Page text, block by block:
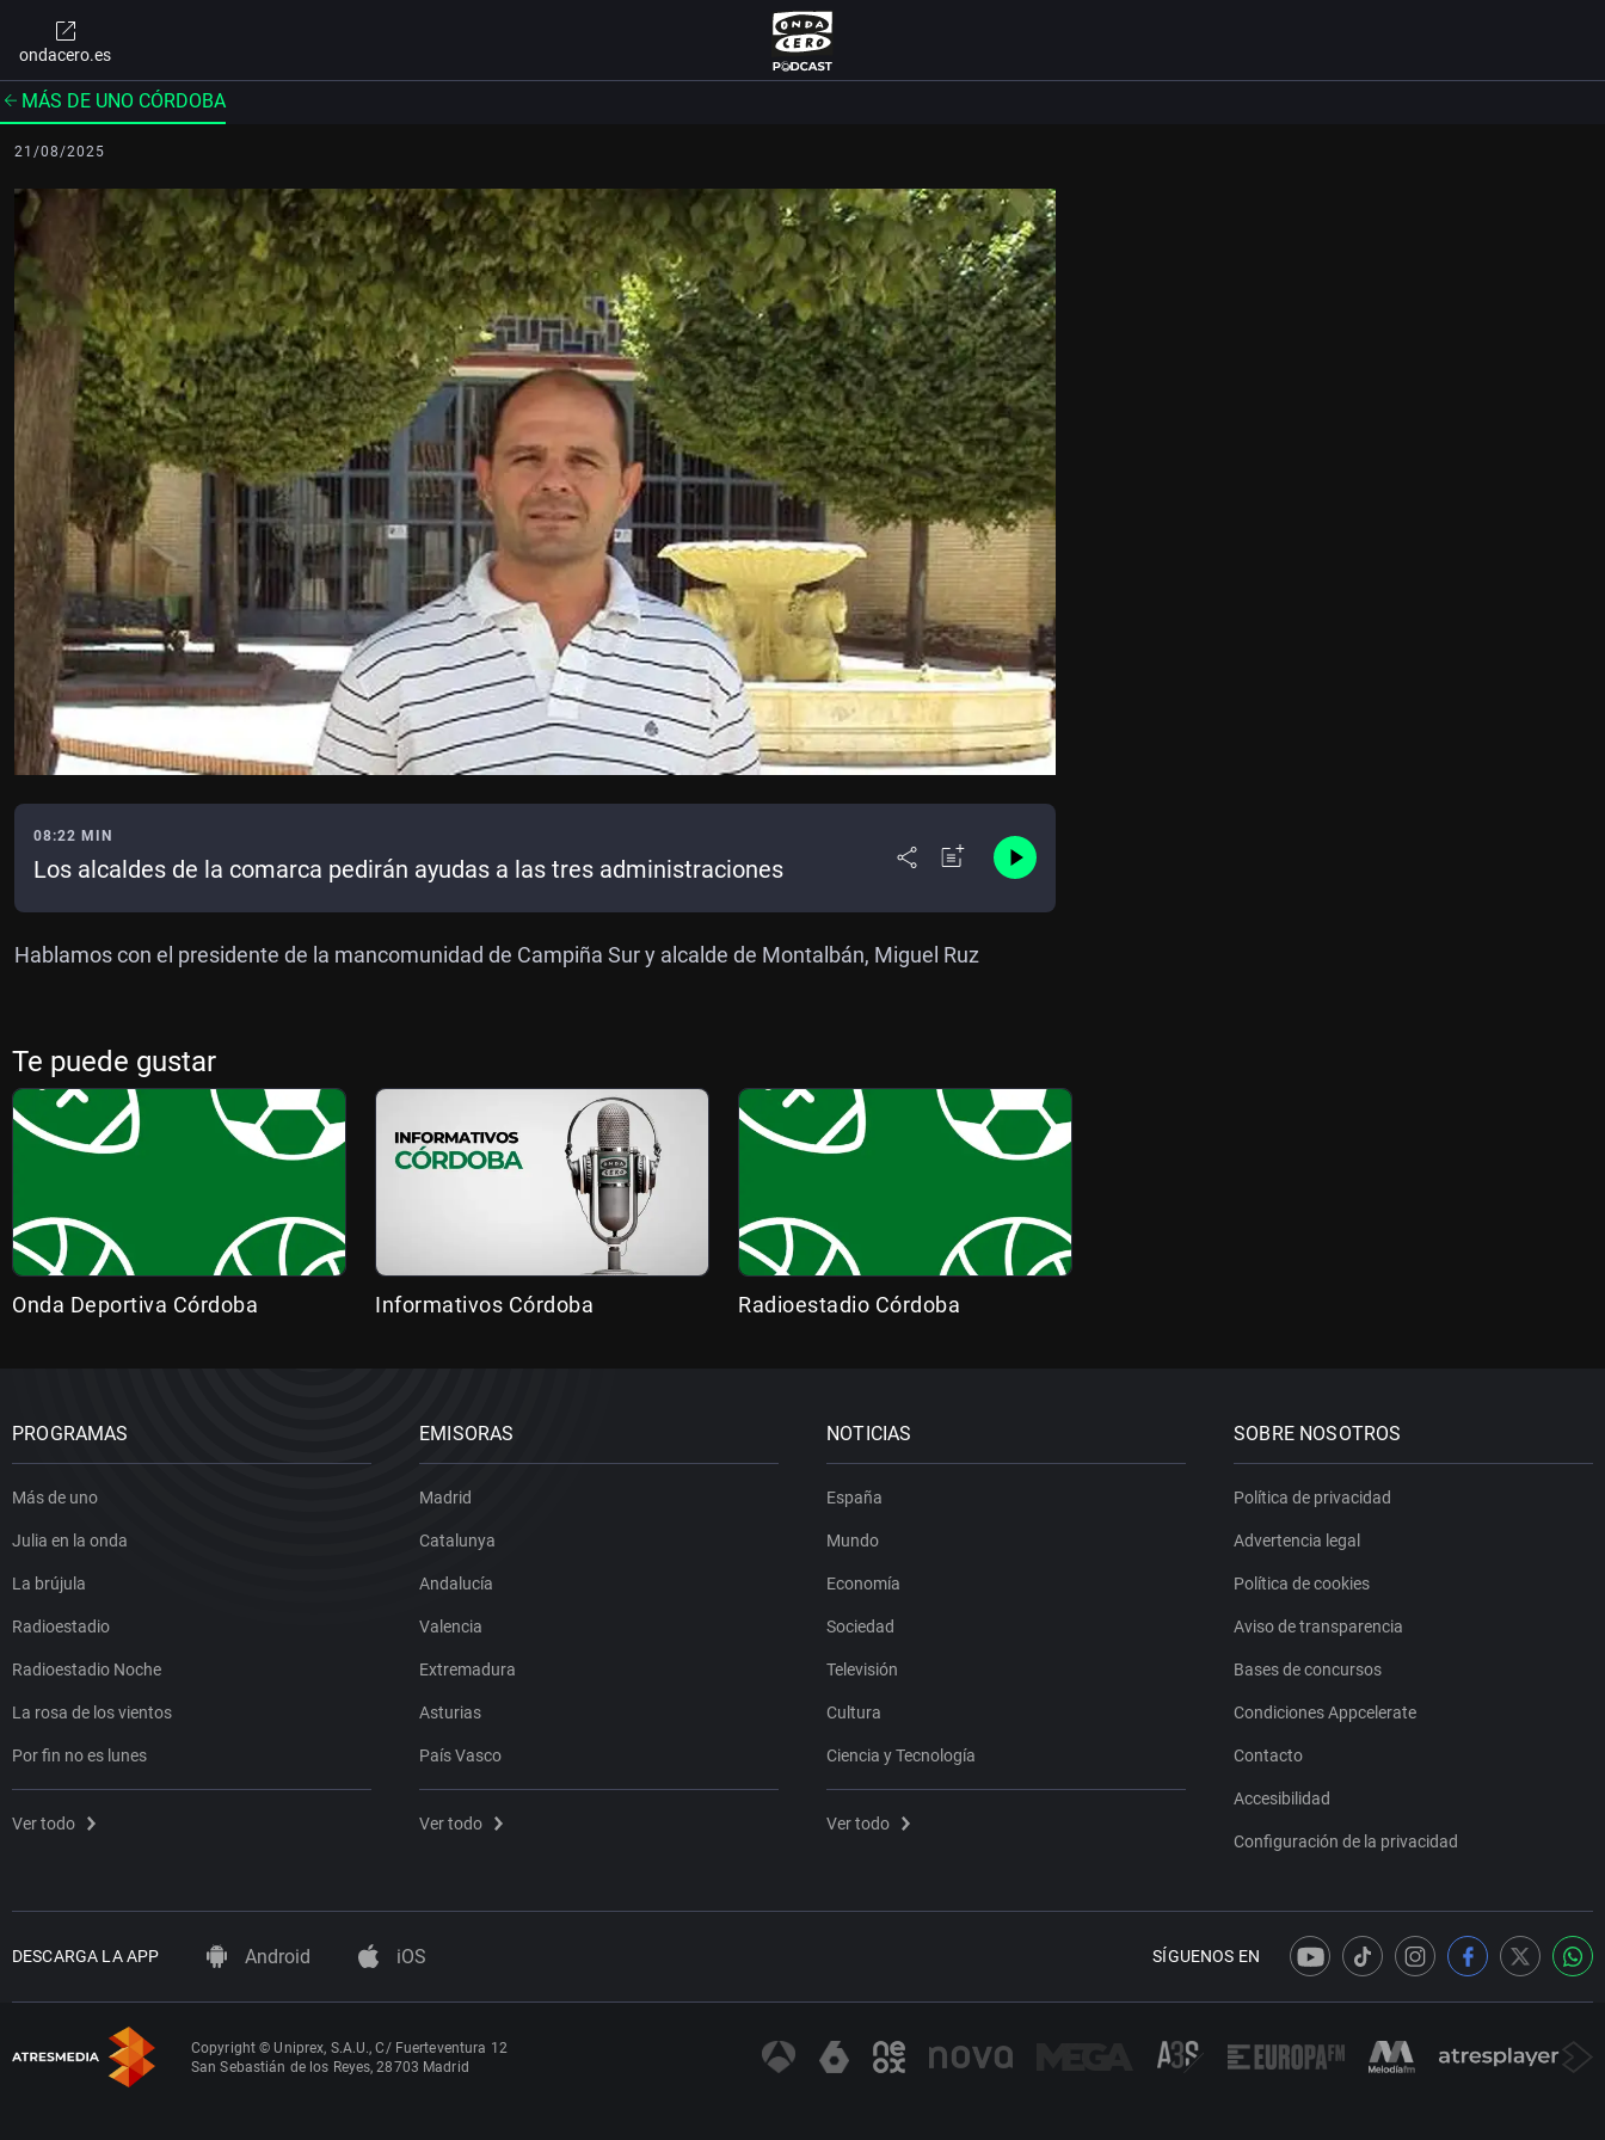
ondacero.es
MÁS DE UNO CÓRDOBA
21/08/2025
08:22 MIN
Los alcaldes de la comarca pedirán ayudas a las tres administraciones
Hablamos con el presidente de la mancomunidad de Campiña Sur y alcalde de Montalbán, Miguel Ruz
Te puede gustar
Onda Deportiva Córdoba Informativos Córdoba Radioestadio Córdoba
PROGRAMAS
Más de uno
Julia en la onda
La brújula
Radioestadio
Radioestadio Noche
La rosa de los vientos
Por fin no es lunes
Ver todo
EMISORAS
Madrid
Catalunya
Andalucía
Valencia
Extremadura
Asturias
País Vasco
Ver todo
NOTICIAS
España
Mundo
Economía
Sociedad
Televisión
Cultura
Ciencia y Tecnología
Ver todo
SOBRE NOSOTROS
Política de privacidad
Advertencia legal
Política de cookies
Aviso de transparencia
Bases de concursos
Condiciones Appcelerate
Contacto
Accesibilidad
Configuración de la privacidad
DESCARGA LA APP Android iOS SÍGUENOS EN
Copyright © Uniprex, S.A.U., C/ Fuerteventura 12
San Sebastián de los Reyes, 28703 Madrid